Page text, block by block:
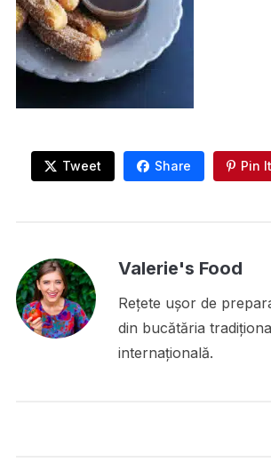
Tweet Share Pin It
Valerie's Food
Rețete ușor de
din bucătăria
internațională.